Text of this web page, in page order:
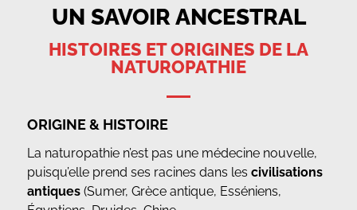
UN SAVOIR ANCESTRAL
HISTOIRES ET ORIGINES DE LA
NATUROPATHIE
ORIGINE & HISTOIRE
La naturopathie n’est pas une médecine nouvelle,
puisqu’elle prend ses racines dans les civilisations
antiques (Sumer, Grèce antique, Esséniens,